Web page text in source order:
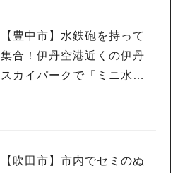
【豊中市】水鉄砲を持って
集合！伊丹空港近くの伊丹
スカイパークで「ミニ水合
【吹田市】市内でセミのぬ